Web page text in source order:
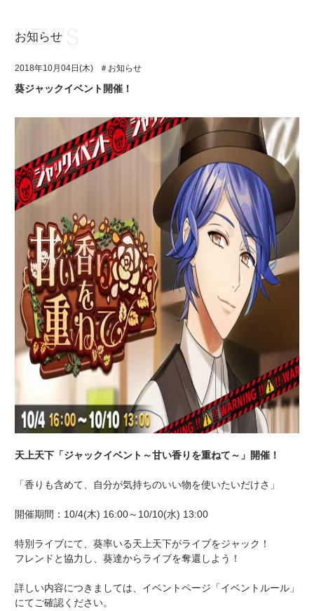
アプリゲーム
イベント・キャンペーン
ミュージック
グッズ・本
ギャラリー
ユニット&キャラクター
アプリゲーム
イベント・キャンペーン
ミュージック
グッズ・本
ギャラリー
お知らせ
2018年10月04日(木) ＃お知らせ
葵ジャックイベント開催！
天上天下「ジャックイベント～甘い香りを重ねて～」開催！
「香りも含めて、自分が気持ちのいい物を使いたいだけさ」
開催期間：10/4(木) 16:00～10/10(水) 13:00
特別ライブにて、葵率いる天上天下がライブをジャック！
フレンドと協力し、葵達からライブを奪還しよう！
詳しい内容につきましては、イベントページ「イベントルール」
にてご確認ください。